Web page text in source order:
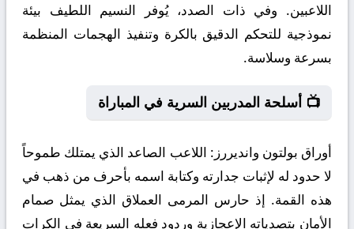
اللاعبين. وفي ذات الصدد، يُوفر النسيم اللطيف بيئة
نموذجية للتحكم الدقيق بالكرة وتنفيذ الهجمات المنظمة
بسرعة وسلاسة.
📺 أسلحة المدربين السرية في المباراة
أوراق بولتون وانديررز: اللاعب الصاعد الذي يمتلك طموحاً
لا حدود له لإثبات جدارته وكتابة اسمه بأحرف من ذهب في
هذه القمة. إذ حارس المرمى العملاق الذي يمثل صمام
الأمان بتصدياته الإعجازية وردود فعله السريعة في الكرات